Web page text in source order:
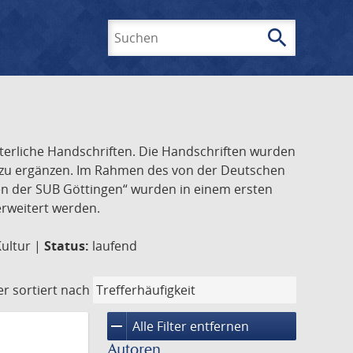
search
Handschriften. Die Handschriften wurden
ergänzen. Im Rahmen des von der Deutschen
SUB Göttingen“ wurden in einem ersten
werden.
| Status: laufend
sortiert nach
remove Alle Filter entfernen